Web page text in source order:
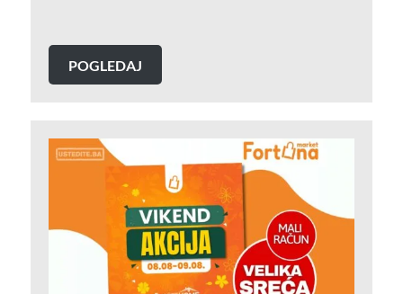
POGLEDAJ